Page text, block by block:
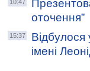
10:47
оточення”
15:37
Відбулося
імені